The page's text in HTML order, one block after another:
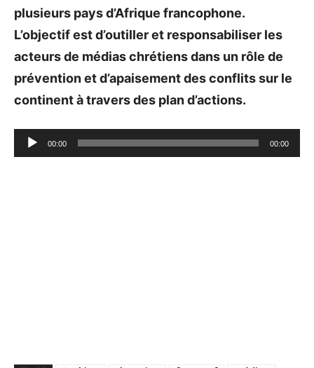
plusieurs pays d’Afrique francophone.
L’objectif estd’outiller et responsabiliser les
acteurs de médias chrétiens dans un rôle de
prévention et d’apaisement des conflits sur le
continent à travers des plan d’actions.
Lecteur
audio
00:00 00:00